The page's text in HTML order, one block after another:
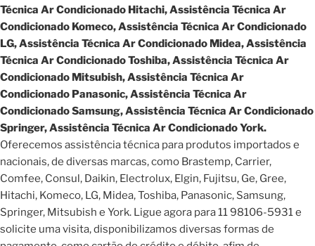
Técnica Ar Condicionado Hitachi, Assistência Técnica Ar
Condicionado Komeco, Assistência Técnica Ar Condicionado
LG, Assistência Técnica Ar Condicionado Midea, Assistência
Técnica Ar Condicionado Toshiba, Assistência Técnica Ar
Condicionado Mitsubish, Assistência Técnica Ar
Condicionado Panasonic, Assistência Técnica Ar
Condicionado Samsung, Assistência Técnica Ar Condicionado
Springer, Assistência Técnica Ar Condicionado York.
Oferecemos assistência técnica para produtos importados e
nacionais, de diversas marcas, como Brastemp, Carrier,
Comfee, Consul, Daikin, Electrolux, Elgin, Fujitsu, Ge, Gree,
Hitachi, Komeco, LG, Midea, Toshiba, Panasonic, Samsung,
Springer, Mitsubish e York. Ligue agora para 11 98106-5931 e
solicite uma visita, disponibilizamos diversas formas de